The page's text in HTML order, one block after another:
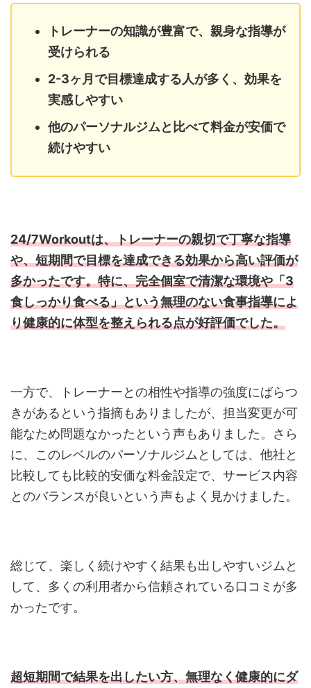
トレーナーの知識が豊富で、親身な指導が
受けられる
2-3ヶ月で目標達成する人が多く、効果を
実感しやすい
他のパーソナルジムと比べて料金が安価で
続けやすい
24/7Workoutは、トレーナーの親切で丁寧な指導
や、短期間で目標を達成できる効果から高い評価が
多かったです。特に、完全個室で清潔な環境や「3
食しっかり食べる」という無理のない食事指導によ
り健康的に体型を整えられる点が好評価でした。
一方で、トレーナーとの相性や指導の強度にばらつ
きがあるという指摘もありましたが、担当変更が可
能なため問題なかったという声もありました。さら
に、このレベルのパーソナルジムとしては、他社と
比較しても比較的安価な料金設定で、サービス内容
とのバランスが良いという声もよく見かけました。
総じて、楽しく続けやすく結果も出しやすいジムと
して、多くの利用者から信頼されている口コミが多
かったです。
超短期間で結果を出したい方、無理なく健康的にダ